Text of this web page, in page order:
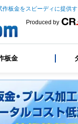
板金をスピーディに提供す
Produced by
板金